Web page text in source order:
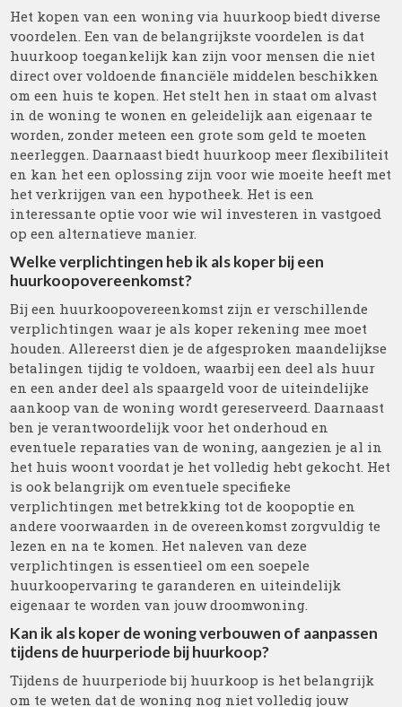
Het kopen van een woning via huurkoop biedt diverse
voordelen. Een van de belangrijkste voordelen is dat
huurkoop toegankelijk kan zijn voor mensen die niet
direct over voldoende financiële middelen beschikken
om een huis te kopen. Het stelt hen in staat om alvast
in de woning te wonen en geleidelijk aan eigenaar te
worden, zonder meteen een grote som geld te moeten
neerleggen. Daarnaast biedt huurkoop meer flexibiliteit
en kan het een oplossing zijn voor wie moeite heeft met
het verkrijgen van een hypotheek. Het is een
interessante optie voor wie wil investeren in vastgoed
op een alternatieve manier.
Welke verplichtingen heb ik als koper bij een
huurkoopovereenkomst?
Bij een huurkoopovereenkomst zijn er verschillende
verplichtingen waar je als koper rekening mee moet
houden. Allereerst dien je de afgesproken maandelijkse
betalingen tijdig te voldoen, waarbij een deel als huur
en een ander deel als spaargeld voor de uiteindelijke
aankoop van de woning wordt gereserveerd. Daarnaast
ben je verantwoordelijk voor het onderhoud en
eventuele reparaties van de woning, aangezien je al in
het huis woont voordat je het volledig hebt gekocht. Het
is ook belangrijk om eventuele specifieke
verplichtingen met betrekking tot de koopoptie en
andere voorwaarden in de overeenkomst zorgvuldig te
lezen en na te komen. Het naleven van deze
verplichtingen is essentieel om een soepele
huurkoopervaring te garanderen en uiteindelijk
eigenaar te worden van jouw droomwoning.
Kan ik als koper de woning verbouwen of aanpassen
tijdens de huurperiode bij huurkoop?
Tijdens de huurperiode bij huurkoop is het belangrijk
om te weten dat de woning nog niet volledig jouw